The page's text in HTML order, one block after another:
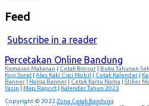
Feed
Subscribe in a reader
Percetakan Online Bandung
Kemasan Makanan Cetak Brosur Buku Tahunan
Kop Surat
Alas Kaki Cuci Mobil Cetak Kalender
Banner
Harga Banner Cetak Kartu Nama Stiker
Yasin
Map Raport
Kalender Tahun 2023
Copyright © 2022Zona Cetak Bandung